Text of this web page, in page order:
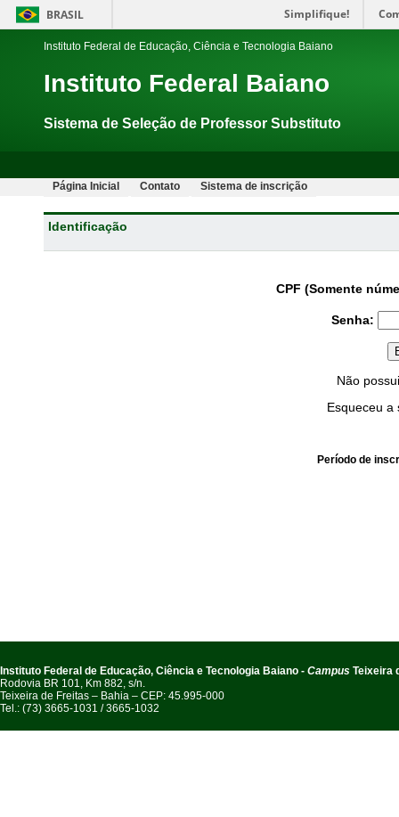
BRASIL Simplifique!
Instituto Federal de Educação, Ciência e Tecnologia Baiano
Instituto Federal Baiano
Sistema de Seleção de Professor Substituto
Página Inicial Contato Sistema de inscrição
Identificação
CPF (Somente
Senha:
Não
Esqueceu
Período de
Instituto Federal de Educação, Ciência e Tecnologia Baiano - Campus Teixeira
Rodovia BR 101, Km 882, s/n.
Teixeira de Freitas – Bahia – CEP: 45.995-000
Tel.: (73) 3665-1031 / 3665-1032